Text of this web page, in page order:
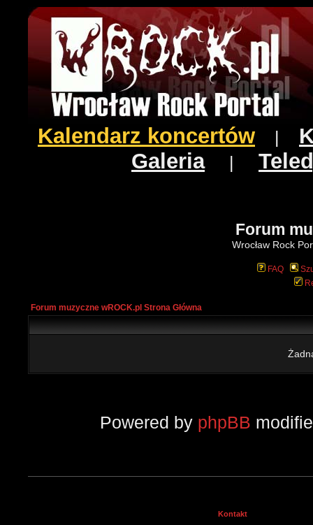
Kalendarz koncertów
Galeria|
Forum
Wrocław Rock
FAQ
Forum muzyczne wROCK.pl Strona Główna
Powered by phpBB
Kontakt